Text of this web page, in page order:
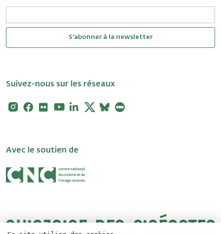
S'abonner à la newsletter
Suivez-nous sur les réseaux
Instagram
Facebook
FlickrYoutubeLinkedin
X Bluesky
Avec le soutien de